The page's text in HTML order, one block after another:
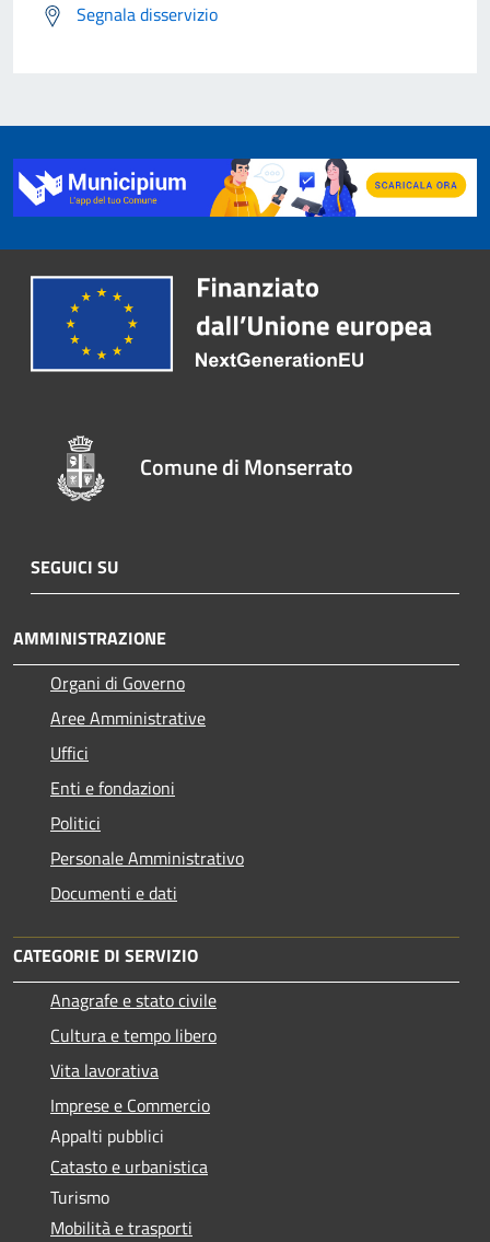
Segnala disservizio
Comune di Monserrato
SEGUICI SU
AMMINISTRAZIONE
Organi di Governo
Aree Amministrative
Uffici
Enti e fondazioni
Politici
Personale Amministrativo
Documenti e dati
CATEGORIE DI SERVIZIO
Anagrafe e stato civile
Cultura e tempo libero
Vita lavorativa
Imprese e Commercio
Appalti pubblici
Catasto e urbanistica
Turismo
Mobilità e trasporti